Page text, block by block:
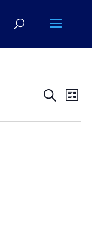
Buscar
de
Lista